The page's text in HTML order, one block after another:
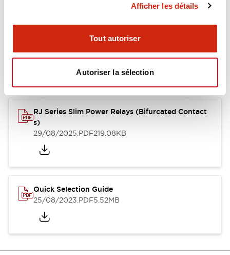
Afficher les détails
Tout autoriser
Autoriser la sélection
Documents et fichiers
Catalogues Et Brochures Fichiers CAO
RJ Series Slim Power Relays (Bifurcated Contact
s)
29/08/2025.PDF219.08KB
Quick Selection Guide
25/08/2023.PDF5.52MB